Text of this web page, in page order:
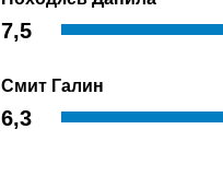
7,5
Смит Галин
6,3